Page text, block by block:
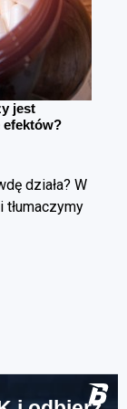
jest
efektów?
działa? W
tłumaczymy